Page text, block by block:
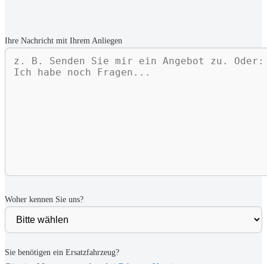
Ihre Nachricht mit Ihrem Anliegen
Woher kennen Sie uns?
Sie benötigen ein Ersatzfahrzeug?